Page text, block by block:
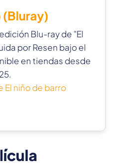
(Bluray)
Blu-ray de "El
por Resen bajo el
en tiendas desde
El niño de barro